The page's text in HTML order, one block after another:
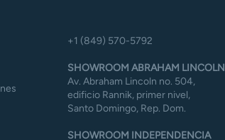
+1 (849) 570-5792
SHOWROOM ABRAHAM LINCOLN
Av. Abraham Lincoln no. 504,
edificio Rannik, primer nivel,
Santo Domingo, Rep. Dom.
SHOWROOM INDEPENDENCIA